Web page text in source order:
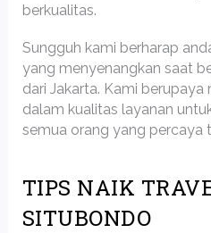
berkualitas.
Sungguh kami berharap
yang menyenangkan saat
dari Jakarta. Kami
dalam kualitas layanan
semua orang yang percaya
TIPS NAIK
SITUBONDO